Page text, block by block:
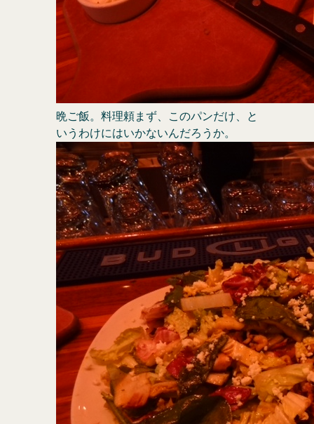
晩ご飯。料理頼まず、このパンだけ、と
いうわけにはいかないんだろうか。